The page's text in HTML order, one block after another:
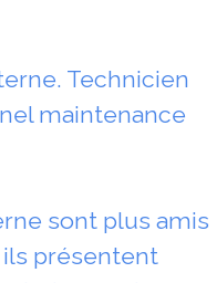
Technicien
maintenance
sont plus amis
présentent